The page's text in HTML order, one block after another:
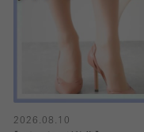
2026.08.10